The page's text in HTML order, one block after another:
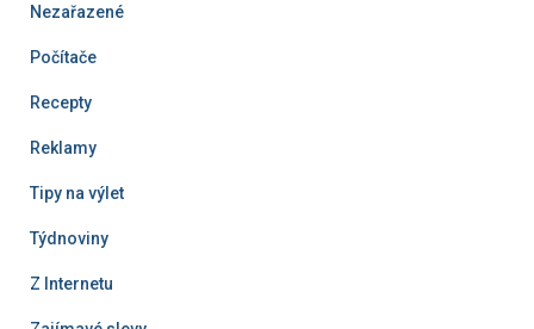
Nezařazené
Počítače
Recepty
Reklamy
Tipy na výlet
Týdnoviny
Z Internetu